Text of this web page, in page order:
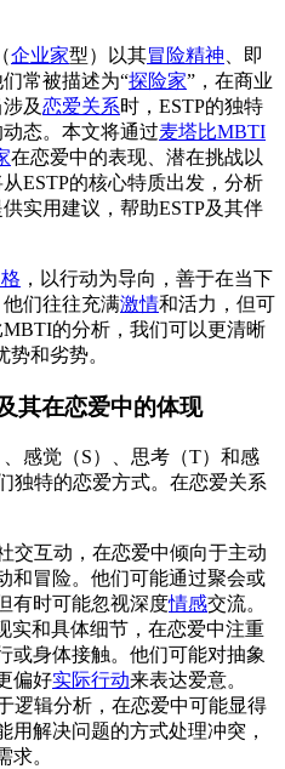
（企业家型）以其冒险精神 、即
常被描述为“探险家”，在商业
及恋爱关系时，ESTP的独特
态。本文将通过麦塔比MBTI
在恋爱中的表现、潜在挑战以
ESTP的核心特质出发，分析
实用建议，帮助ESTP及其伴
，以行动为导向，善于在当下
们往往充满激情和活力，但可
MBTI的分析，我们可以更清晰
势和劣势。
其在恋爱中的体现
感觉（S）、思考（T）和感
独特的恋爱方式。在恋爱关系
交互动，在恋爱中倾向于主动
和冒险。他们可能通过聚会或
有时可能忽视深度情感交流。
实和具体细节，在恋爱中注重
或身体接触。他们可能对抽象
偏好实际行动来表达爱意。
逻辑分析，在恋爱中可能显得
用解决问题的方式处理冲突，
求。